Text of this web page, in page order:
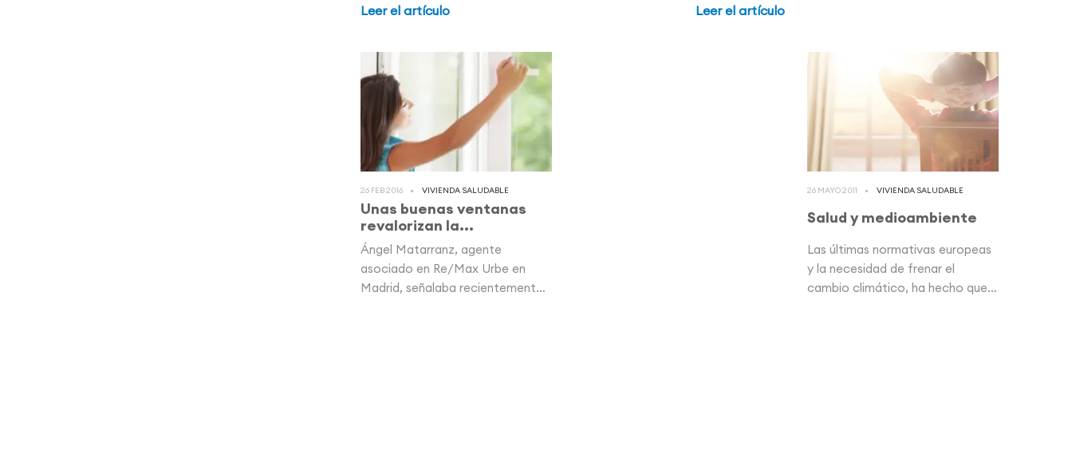
Leer el artículo Leer el artículo
26 FEB 2016 VIVIENDA SALUDABLE
Unas buenas ventanas
revalorizan la...
Ángel Matarranz, agente
asociado en Re/Max Urbe en
Madrid, señalaba recientemente
26 MAYO 2011 VIVIENDA SALUDABLE
Salud y medioambiente
Las últimas normativas europeas
y la necesidad de frenar el
cambio climático, ha hecho que